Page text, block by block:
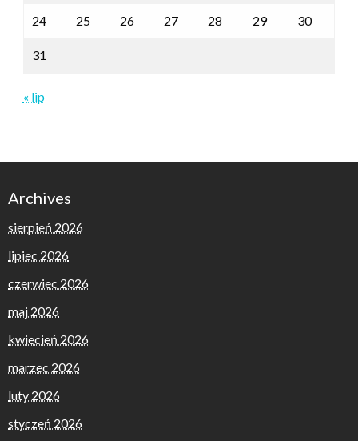
24 25 26 27 28 29 30
31
« lip
Archives
sierpień 2026
lipiec 2026
czerwiec 2026
maj 2026
kwiecień 2026
marzec 2026
luty 2026
styczeń 2026